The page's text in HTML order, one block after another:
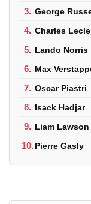
3. George
4. Charles
5. Lando Norris
6. Max
7. Oscar Piastri
8. Isack Hadjar
9. Liam Lawson
10.Pierre Gasly